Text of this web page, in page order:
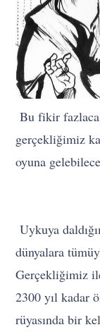
Bu fikir
gerçekliğimiz
oyuna
Uykuya
dünyalara
Gerçekliğimiz
2300 yıl kadar
rüyasında bir